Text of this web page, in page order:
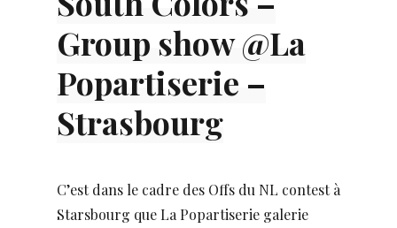
Group show @La
Popartiserie –
Strasbourg
C’est dans le cadre des Offs du NL contest à
Starsbourg que La Popartiserie galerie